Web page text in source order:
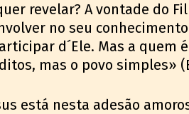
revelar? A vontade do
no seu
d´Ele. Mas a quem
mas o povo simples»
está nesta adesão